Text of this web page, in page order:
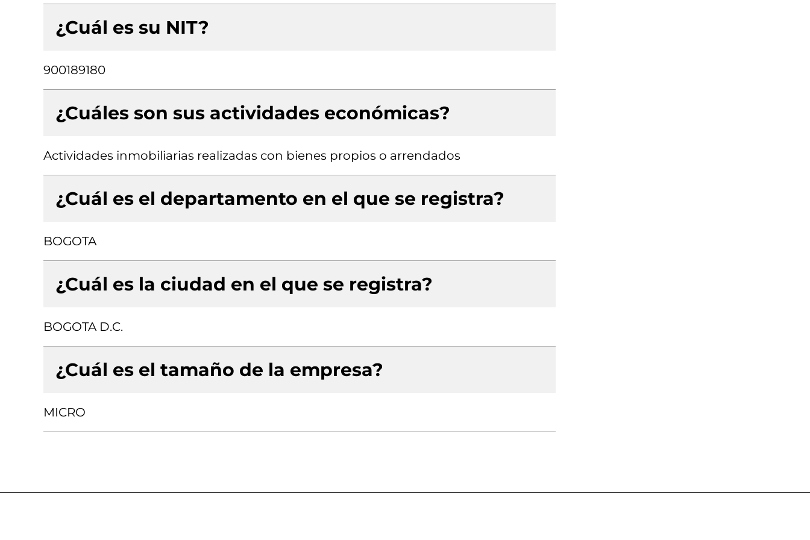
¿Cuál es su NIT?
900189180
¿Cuáles son sus actividades económicas?
Actividades inmobiliarias realizadas con bienes propios o arrendados
¿Cuál es el departamento en el que se registra?
BOGOTA
¿Cuál es la ciudad en el que se registra?
BOGOTA D.C.
¿Cuál es el tamaño de la empresa?
MICRO